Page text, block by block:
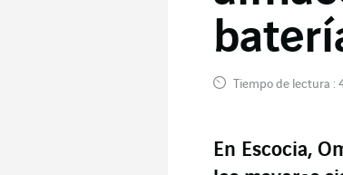
Tiempo de lectura :
En Escocia,